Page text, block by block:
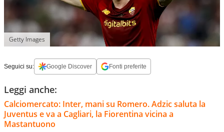
Getty Images
Seguici su: Google Discover Fonti preferite
Leggi anche:
Calciomercato: Inter, mani su Romero. Adzic saluta la
Juventus e va a Cagliari, la Fiorentina vicina a
Mastantuono